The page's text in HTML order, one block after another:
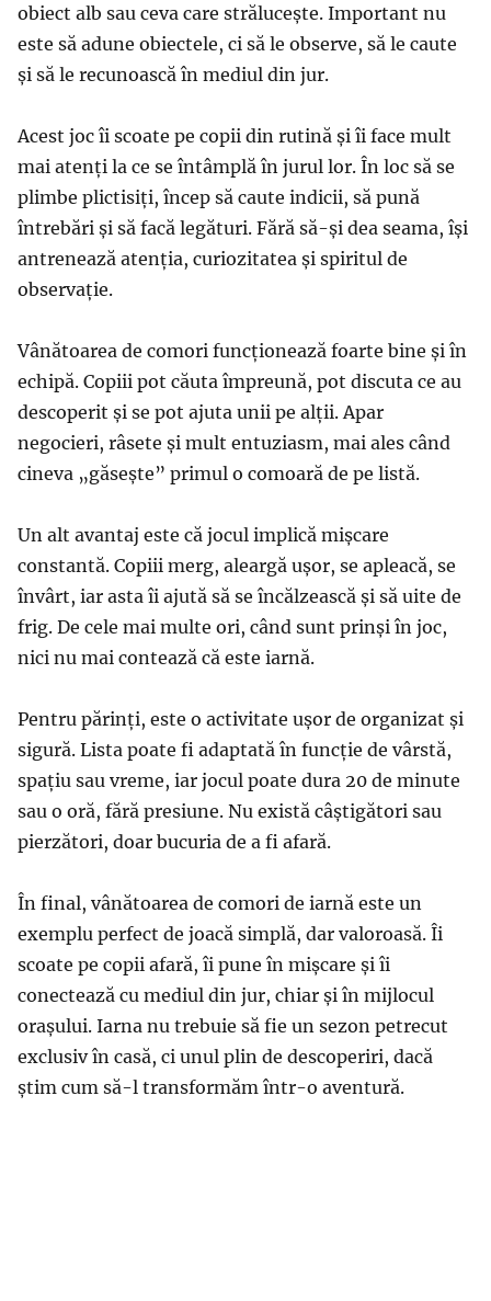
obiect alb sau ceva care strălucește. Important nu
este să adune obiectele, ci să le observe, să le caute
și să le recunoască în mediul din jur.
Acest joc îi scoate pe copii din rutină și îi face mult
mai atenți la ce se întâmplă în jurul lor. În loc să se
plimbe plictisiți, încep să caute indicii, să pună
întrebări și să facă legături. Fără să-și dea seama, își
antrenează atenția, curiozitatea și spiritul de
observație.
Vânătoarea de comori funcționează foarte bine și în
echipă. Copiii pot căuta împreună, pot discuta ce au
descoperit și se pot ajuta unii pe alții. Apar
negocieri, râsete și mult entuziasm, mai ales când
cineva „găsește” primul o comoară de pe listă.
Un alt avantaj este că jocul implică mișcare
constantă. Copiii merg, aleargă ușor, se apleacă, se
învârt, iar asta îi ajută să se încălzească și să uite de
frig. De cele mai multe ori, când sunt prinși în joc,
nici nu mai contează că este iarnă.
Pentru părinți, este o activitate ușor de organizat și
sigură. Lista poate fi adaptată în funcție de vârstă,
spațiu sau vreme, iar jocul poate dura 20 de minute
sau o oră, fără presiune. Nu există câștigători sau
pierzători, doar bucuria de a fi afară.
În final, vânătoarea de comori de iarnă este un
exemplu perfect de joacă simplă, dar valoroasă. Îi
scoate pe copii afară, îi pune în mișcare și îi
conectează cu mediul din jur, chiar și în mijlocul
orașului. Iarna nu trebuie să fie un sezon petrecut
exclusiv în casă, ci unul plin de descoperiri, dacă
știm cum să-l transformăm într-o aventură.